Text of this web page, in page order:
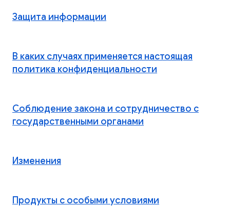
Защита информации
В каких случаях применяется настоящая
политика конфиденциальности
Соблюдение закона и сотрудничество с
государственными органами
Изменения
Продукты с особыми условиями